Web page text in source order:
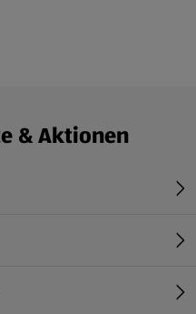
- weitere Links
& Aktionen